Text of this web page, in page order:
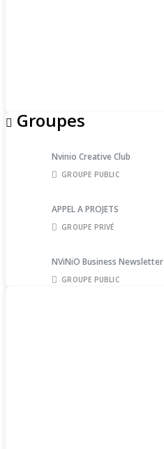
Groupes
Nvinio Creative Club
GROUPE PUBLIC
APPEL A PROJETS
GROUPE PRIVÉ
NViNiO Business Newsletter
GROUPE PUBLIC